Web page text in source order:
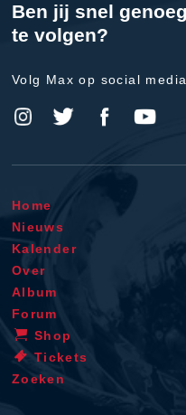
Ben jij snel
te volgen?
Volg Max op social
Home
Nieuws
Kalender
Over
Album
Forum
Shop
Tickets
Zoeken